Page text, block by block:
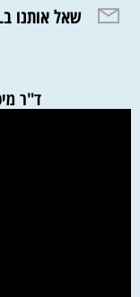
שאל אותנו בE-MAIL
ד"ר